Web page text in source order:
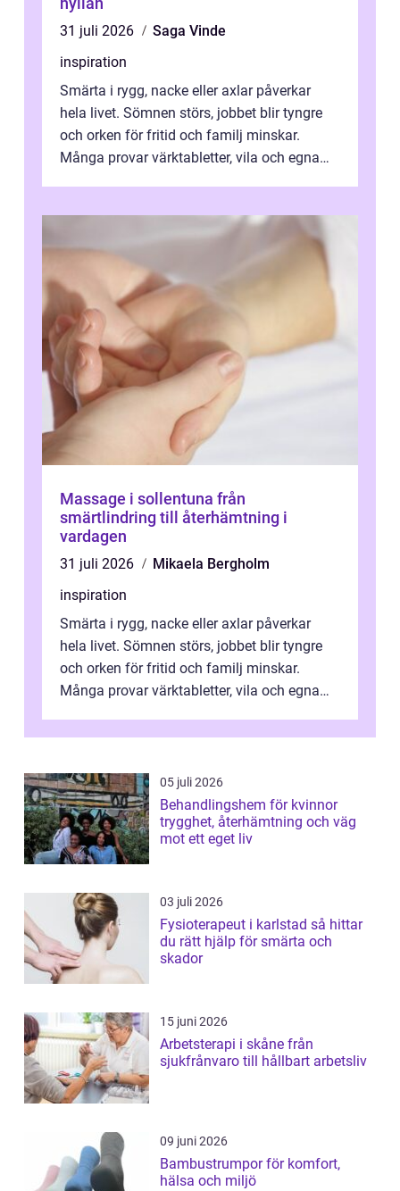
31 juli 2026
Saga Vinde
inspiration
Smärta i rygg, nacke eller axlar påverkar
hela livet. Sömnen störs, jobbet blir tyngre
och orken för fritid och familj minskar.
Många provar värktabletter, vila och egna
Massage i sollentuna från
smärtlindring till återhämtning i
vardagen
31 juli 2026
Mikaela Bergholm
inspiration
Smärta i rygg, nacke eller axlar påverkar
hela livet. Sömnen störs, jobbet blir tyngre
och orken för fritid och familj minskar.
Många provar värktabletter, vila och egna
05 juli 2026
Behandlingshem för kvinnor
trygghet, återhämtning och väg
mot ett eget liv
03 juli 2026
Fysioterapeut i karlstad så hittar
du rätt hjälp för smärta och
skador
15 juni 2026
Arbetsterapi i skåne från
sjukfrånvaro till hållbart arbetsliv
09 juni 2026
Bambustrumpor för komfort,
hälsa och miljö